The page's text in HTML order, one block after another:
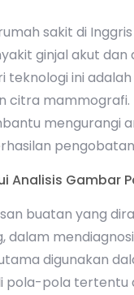
sakit di
ginjal akut dan
ini
mammografi.
mengurangi
Analisis Gambar
buatan yang
digunakan
pola-pola